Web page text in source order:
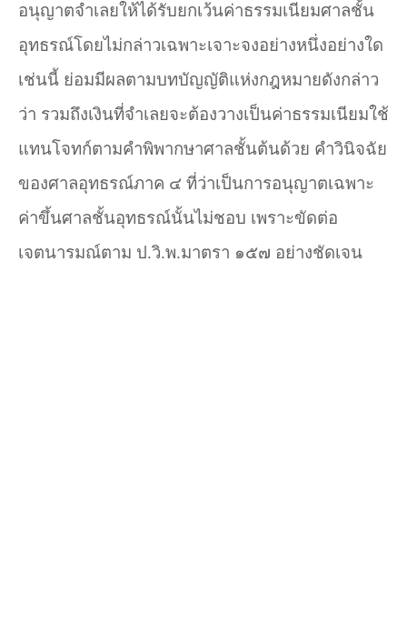
อนุญาตจำเลยให้ได้รับยกเว้นค่าธรรมเนียมศาลชั้น
อุทธรณ์โดยไม่กล่าวเฉพาะเจาะจงอย่างหนึ่งอย่างใด
เช่นนี้ ย่อมมีผลตามบทบัญญัติแห่งกฎหมายดังกล่าว
ว่า รวมถึงเงินที่จำเลยจะต้องวางเป็นค่าธรรมเนียมใช้
แทนโจทก์ตามคำพิพากษาศาลชั้นต้นด้วย คำวินิจฉัย
ของศาลอุทธรณ์ภาค ๔ ที่ว่าเป็นการอนุญาตเฉพาะ
ค่าขึ้นศาลชั้นอุทธรณ์นั้นไม่ชอบ เพราะขัดต่อ
เจตนารมณ์ตาม ป.วิ.พ.มาตรา ๑๕๗ อย่างชัดเจน